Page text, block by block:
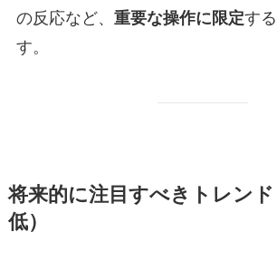
の反応など、 重要な操作に限定す
す。
将来的に注目すべきトレンド
低）